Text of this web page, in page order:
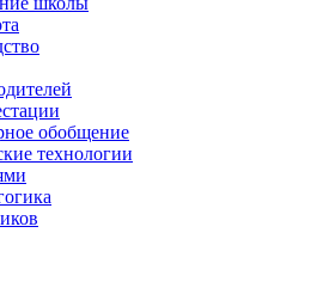
обобщение
технологии